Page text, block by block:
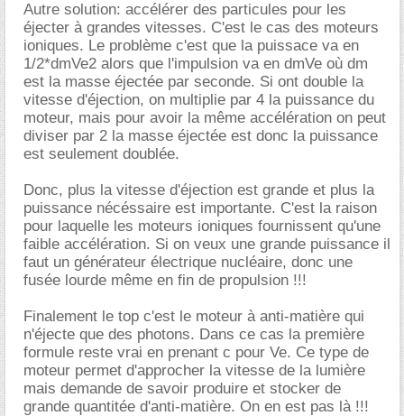
Autre solution: accélérer des particules pour les
éjecter à grandes vitesses. C'est le cas des moteurs
ioniques. Le problème c'est que la puissace va en
1/2*dmVe2 alors que l'impulsion va en dmVe où dm
est la masse éjectée par seconde. Si ont double la
vitesse d'éjection, on multiplie par 4 la puissance du
moteur, mais pour avoir la même accélération on peut
diviser par 2 la masse éjectée est donc la puissance
est seulement doublée.
Donc, plus la vitesse d'éjection est grande et plus la
puissance nécéssaire est importante. C'est la raison
pour laquelle les moteurs ioniques fournissent qu'une
faible accélération. Si on veux une grande puissance il
faut un générateur électrique nucléaire, donc une
fusée lourde même en fin de propulsion !!!
Finalement le top c'est le moteur à anti-matière qui
n'éjecte que des photons. Dans ce cas la première
formule reste vrai en prenant c pour Ve. Ce type de
moteur permet d'approcher la vitesse de la lumière
mais demande de savoir produire et stocker de
grande quantitée d'anti-matière. On en est pas là !!!